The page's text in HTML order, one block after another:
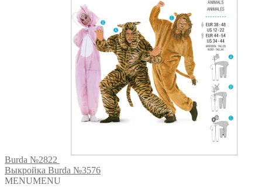
Burda №2822
Выкройка Burda №3576
MENUMENU